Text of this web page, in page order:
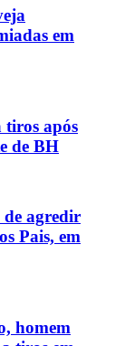
em
tiros após
de BH
de agredir
Pais, em
homem